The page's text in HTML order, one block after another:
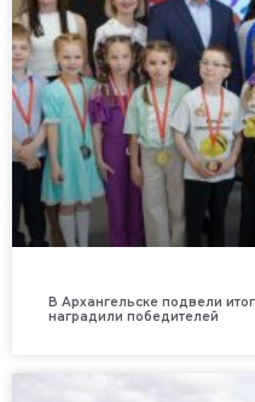
В Архангельске подвели
наградили победителей